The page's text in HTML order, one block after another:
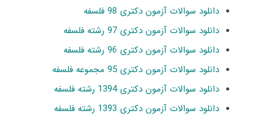
دانلود سوالات آزمون دکتری 98 فلسفه
دانلود سوالات آزمون دکتری 97 رشته فلسفه
دانلود سوالات آزمون دکتری 96 رشته فلسفه
دانلود سوالات آزمون دکتری 95 مجموعه فلسفه
دانلود سوالات آزمون دکتری 1394 رشته فلسفه
دانلود سوالات آزمون دکتری 1393 رشته فلسفه